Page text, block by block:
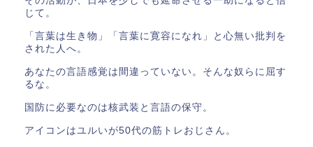
じて。
「言葉は生き物」「言葉に寛容になれ」と心無い批判を
された人へ。
あなたの言語感覚は間違っていない。そんな奴らに屈す
るな。
国防に必要なのは核武装と言語の保守。
アイコンはユルいが50代の筋トレおじさん。